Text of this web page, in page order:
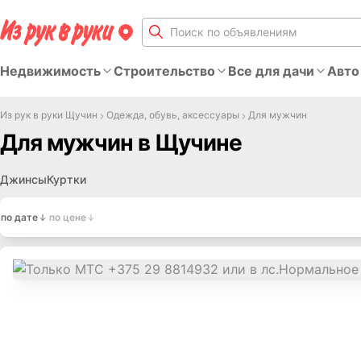
Недвижимость Строительство Все для дачи
Из рук в руки Щучин Одежда, обувь, аксессуары Для мужчин
Для мужчин в Щучине
ДжинсыКуртки
по дате по цене